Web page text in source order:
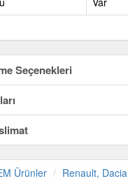
Seçenekleri
Ürünler Renault, Dacia